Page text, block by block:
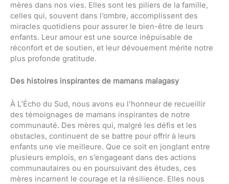
mères dans nos vies. Elles sont les piliers de la famille,
celles qui, souvent dans l’ombre, accomplissent des
miracles quotidiens pour assurer le bien-être de leurs
enfants. Leur amour est une source inépuisable de
réconfort et de soutien, et leur dévouement mérite notre
plus profonde gratitude.
Des histoires inspirantes de mamans malagasy
À L’Écho du Sud, nous avons eu l’honneur de recueillir
des témoignages de mamans inspirantes de notre
communauté. Des mères qui, malgré les défis et les
obstacles, continuent de se battre pour offrir à leurs
enfants une vie meilleure. Que ce soit en jonglant entre
plusieurs emplois, en s’engageant dans des actions
communautaires ou en poursuivant des études, ces
mères incarnent le courage et la résilience. Elles nous